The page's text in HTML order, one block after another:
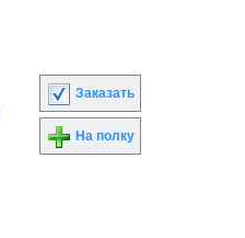
Заказать
На полку